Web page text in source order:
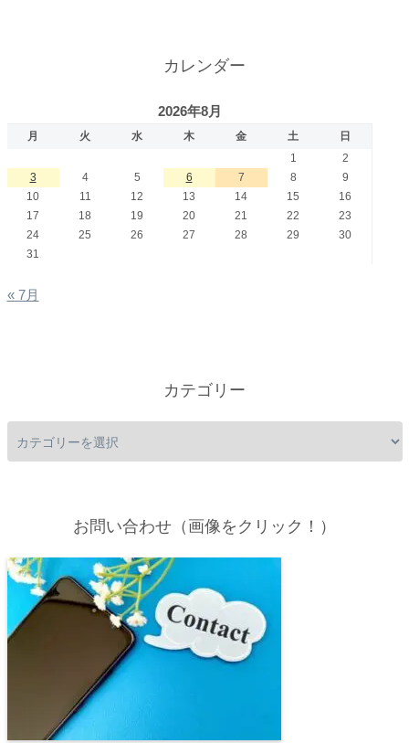
カレンダー
2026年8月
月 火 水 木 金 土
日
1
2
3
4 5 6 7 8
9
10
11 12 13 14 15
16
17
18 19 20 21 22
23
24
25 26 27 28 29
30
31
« 7月
カテゴリー
お問い合わせ（画像をクリック！）